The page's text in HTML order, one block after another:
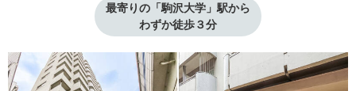
最寄りの「駒沢大学」駅から
わずか徒歩３分